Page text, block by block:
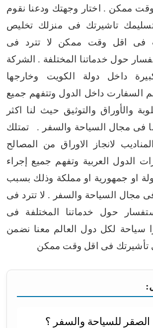
ممكن .
اختار وجهتك ودعنا نقوم
وتسليمك تاشيرتك فى منزلك تخليص
فى اقل وقت ممكن لا تترد فى
حول خدماتنا المختلفة .
الشركة
داخل دولة الكويت وخارجها
السفارت داخل الدول وتتفهم جميع
والأوراق والتوثيق حيث لنا اكثر
تمتلك
لانجاز الاوراق من المصالح
الدول العربية وتفهم جميع إجراء
او جمهورية او مملكة وذلك بسبب
فى مجال السياحة والسفر . لا تترد فى
حول خدماتنا المختلفة فى
سياحة لكل دول العالم معنا نضمن
تأشيرتك فى اقل وقت ممكن
الصقر للسياحة والسفر ؟